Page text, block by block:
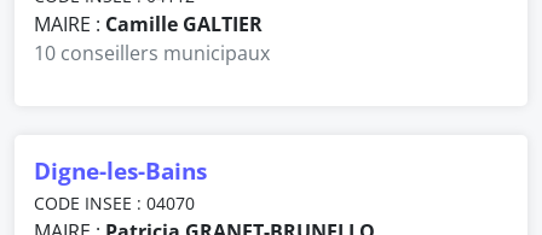
MAIRE : Camille GALTIER
10 conseillers municipaux
Digne-les-Bains
CODE INSEE : 04070